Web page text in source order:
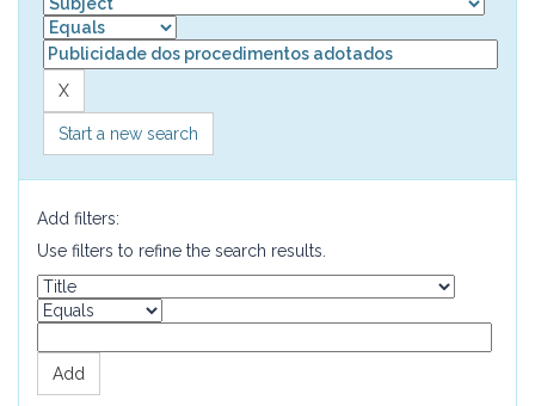
Start a new search
Add filters:
Use filters to refine the search results.